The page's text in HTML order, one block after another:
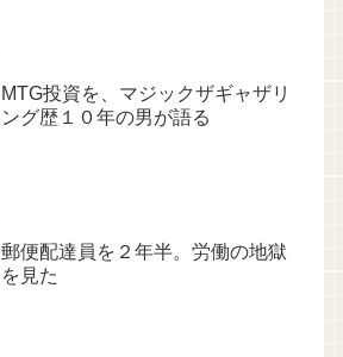
MTG投資を、マジックザギャザリ
ング歴１０年の男が語る
郵便配達員を２年半。労働の地獄
を見た